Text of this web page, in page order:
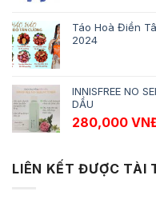
Táo Hoà Điền
2024
INNISFREE NO
DẦU
280,000
LIÊN KẾT ĐƯỢC TÀI